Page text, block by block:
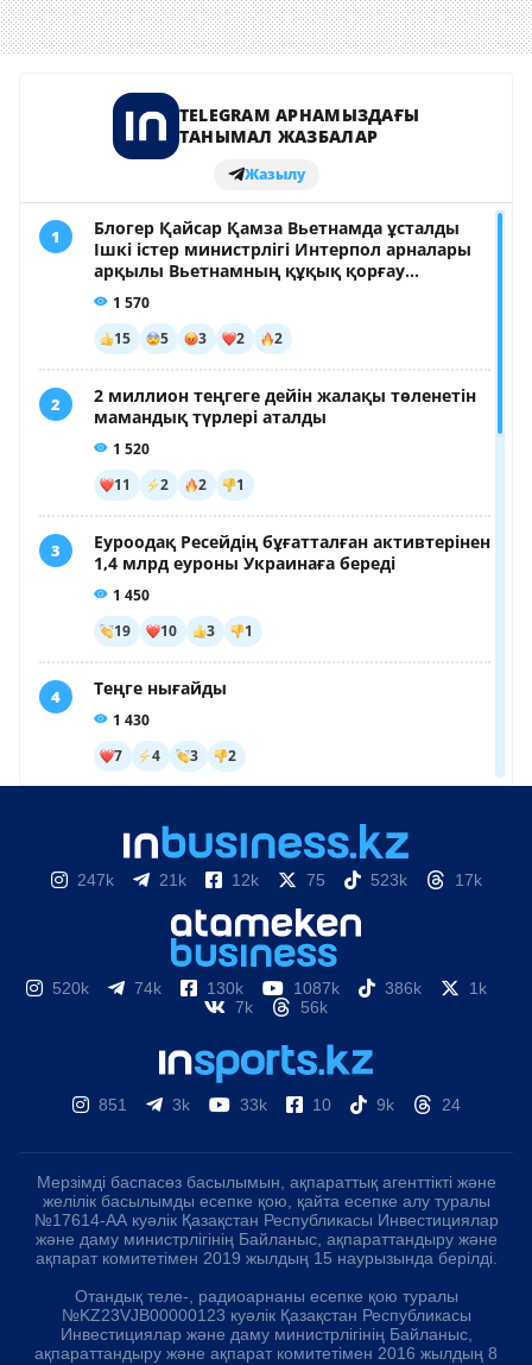
247k 21k 12k 75 523k 17k
520k 74k 130k 1087k 386k
1k
7k
56k
851 3k 33k 10 9k 24
Мерзімді баспасөз басылымын, ақпараттық агенттікті және
желілік басылымды есепке қою, қайта есепке алу туралы
№17614-АА куәлік Қазақстан Республикасы Инвестициялар
және даму министрлігінің Байланыс, ақпараттандыру және
ақпарат комитетімен 2019 жылдың 15 наурызында берілді.
Отандық теле-, радиоарнаны есепке қою туралы
№KZ23VJB00000123 куәлік Қазақстан Республикасы
Инвестициялар және даму министрлігінің Байланыс,
ақпараттандыру және ақпарат комитетімен 2016 жылдың 8